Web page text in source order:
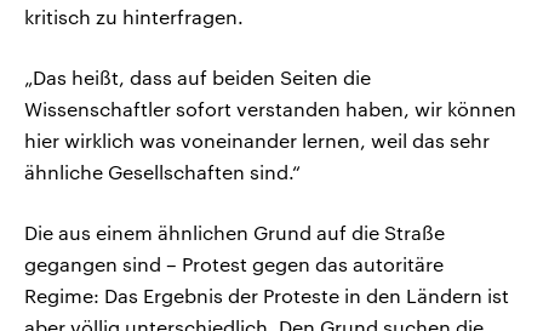
kritisch zu hinterfragen.
„Das heißt, dass auf beiden Seiten die
Wissenschaftler sofort verstanden haben, wir können
hier wirklich was voneinander lernen, weil das sehr
ähnliche Gesellschaften sind.“
Die aus einem ähnlichen Grund auf die Straße
gegangen sind – Protest gegen das autoritäre
Regime: Das Ergebnis der Proteste in den Ländern ist